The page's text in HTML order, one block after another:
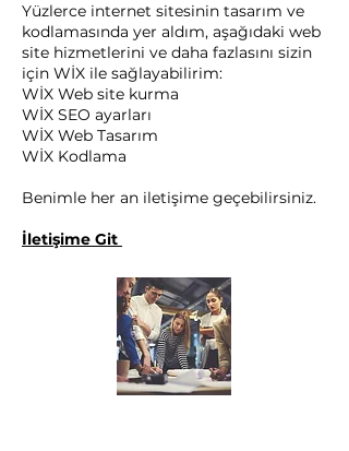
Yüzlerce internet sitesinin tasarım ve
kodlamasında yer aldım, aşağıdaki web
site hizmetlerini ve daha fazlasını sizin
için WİX ile sağlayabilirim:​ ​
WİX Web site kurma
WİX SEO ayarları
WİX Web Tasarım
WİX Kodlama ​
Benimle her an iletişime geçebilirsiniz.
İletişime Git